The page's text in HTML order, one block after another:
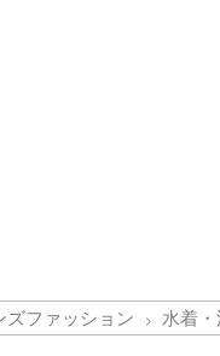
ズファッション 水着